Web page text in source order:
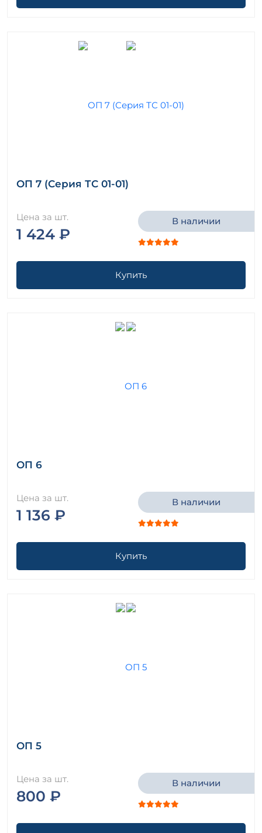
ОП 7 (Серия ТС 01-01)
Цена за шт.
1 424 ₽
В наличии
Купить
ОП 6
Цена за шт.
1 136 ₽
В наличии
Купить
ОП 5
Цена за шт.
800 ₽
В наличии